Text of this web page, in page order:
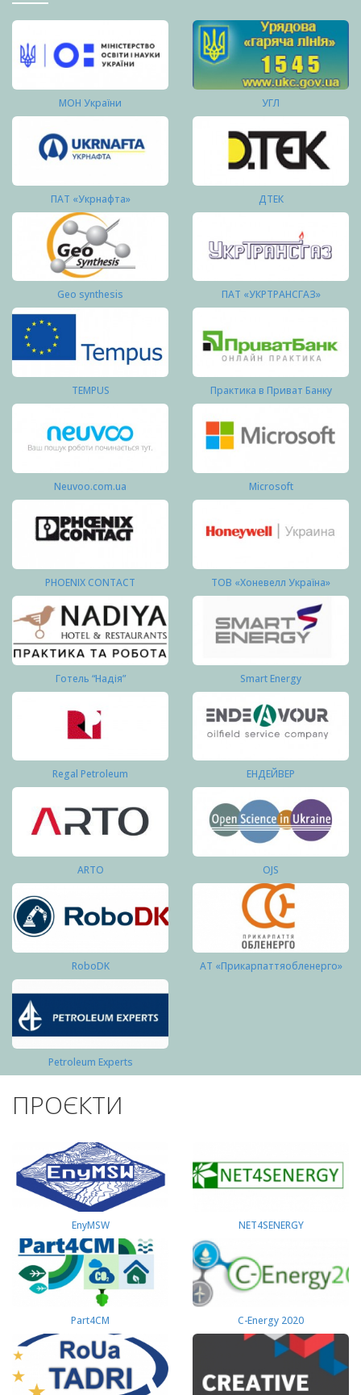
МОН України УГЛ
ПАТ «Укрнафта» ДТЕК
Geo synthesis ПАТ «УКРТРАНСГАЗ»
TEMPUS Практика в Приват Банку
Neuvoo.com.ua Microsoft
PHOENIX CONTACT ТОВ «Хоневелл Україна»
Готель “Надія” Smart Energy
Regal Petroleum ЕНДЕЙВЕР
ARTO OJS
RoboDK АТ «Прикарпаттяобленерго»
Petroleum Experts
ПРОЄКТИ
EnyMSW NET4SENERGY
Part4СМ C-Energy 2020